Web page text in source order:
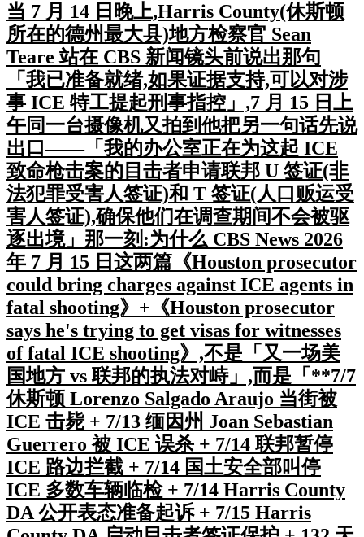
当 7 月 14 日晚上,Harris County(休斯顿
所在的德州最大县)地方检察官 Sean
Teare 站在 CBS 新闻镜头前说出那句
「我已准备就绪,如果证据支持,可以对涉
事 ICE 特工提起刑事指控」,7 月 15 日上
午同一台摄像机又拍到他把另一句话先说
出口——「我的办公室正在为这起 ICE
致命枪击案的目击者申请联邦 U 签证(非
法犯罪受害人签证)和 T 签证(人口贩运受
害人签证),确保他们在调查期间不会被驱
逐出境」那一刻:为什么 CBS News 2026
年 7 月 15 日这两篇《Houston prosecutor
could bring charges against ICE agents in
fatal shooting》+《Houston prosecutor
says he's trying to get visas for witnesses
of fatal ICE shooting》,不是「又一场美
国地方 vs 联邦的执法对峙」,而是「**7/7
休斯顿 Lorenzo Salgado Araujo 当街被
ICE 击毙 + 7/13 缅因州 Joan Sebastian
Guerrero 被 ICE 误杀 + 7/14 联邦暂停
ICE 路边拦截 + 7/14 国土安全部叫停
ICE 多数车辆临检 + 7/14 Harris County
DA 公开表态准备起诉 + 7/15 Harris